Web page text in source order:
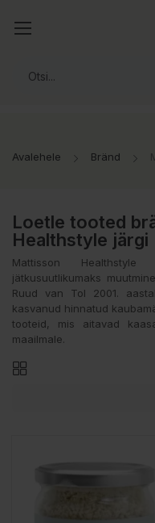
Avalehele Bränd
Loetle tooted
Healthstyle järgi
Mattisson
jätkusuutlikumaks
Ruud van Tol 2001.
kasvanud hinnatud
tooteid, mis aitavad
maailmale.